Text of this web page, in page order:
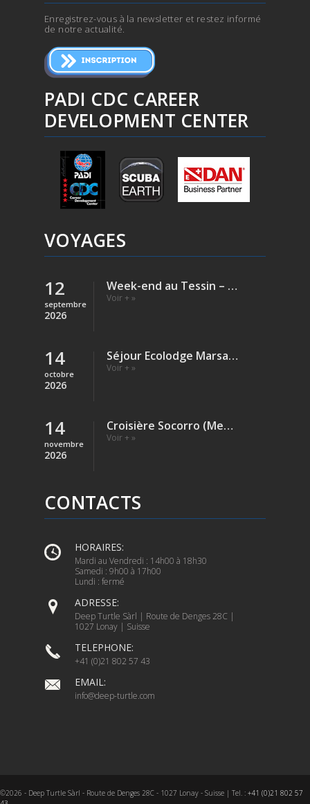
Enregistrez-vous à la newsletter et restez informé
de notre actualité.
PADI CDC CAREER
DEVELOPMENT CENTER
VOYAGES
12
septembre
2026
Week-end au Tessin – Verzasca (Rivière)
Voir + »
14
octobre
2026
Séjour Ecolodge Marsa Shagra – Egypte
Voir + »
14
novembre
2026
Croisière Socorro (Mexique)
Voir + »
CONTACTS
HORAIRES:
Mardi au Vendredi : 14h00 à 18h30
Samedi : 9h00 à 17h00
Lundi : fermé
ADRESSE:
Deep Turtle Sàrl | Route de Denges 28C |
1027 Lonay | Suisse
TELEPHONE:
+41 (0)21 802 57 43
EMAIL:
info@deep-turtle.com
©2026 - Deep Turtle Sàrl - Route de Denges 28C - 1027 Lonay - Suisse | Tel. : +41 (0)21 802 57